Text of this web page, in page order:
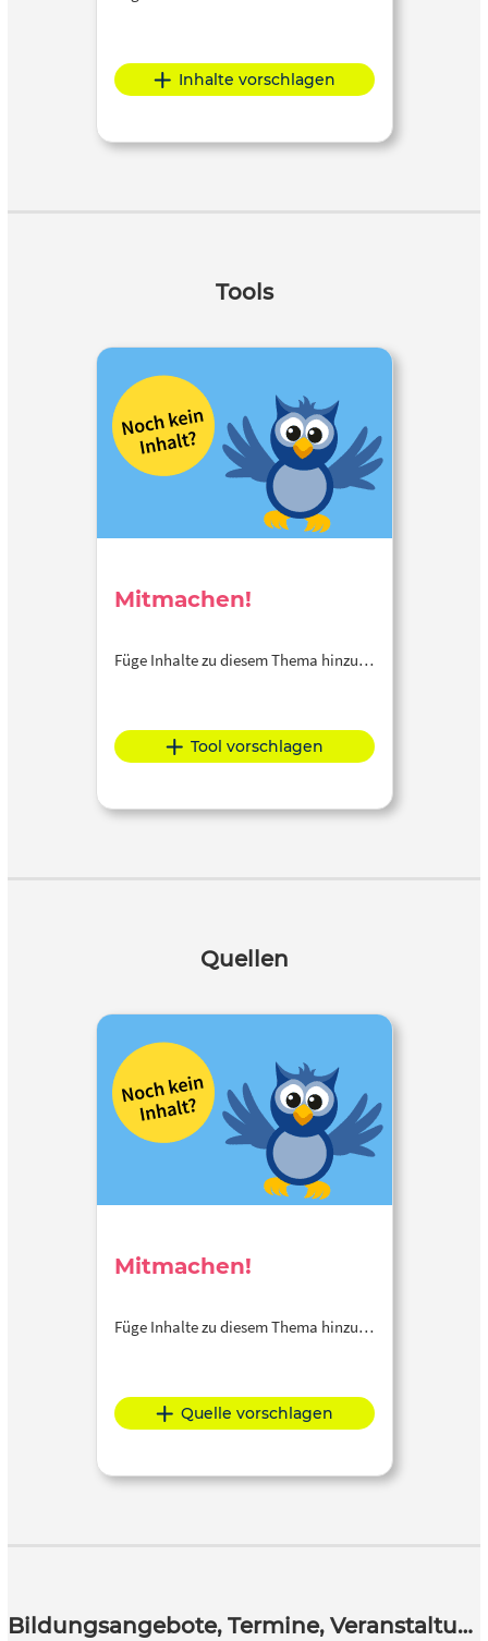
Inhalte vorschlagen
Tools
Mitmachen!
Füge Inhalte zu diesem Thema hinzu…
Tool vorschlagen
Quellen
Mitmachen!
Füge Inhalte zu diesem Thema hinzu…
Quelle vorschlagen
Bildungsangebote, Termine, Veranstaltungen